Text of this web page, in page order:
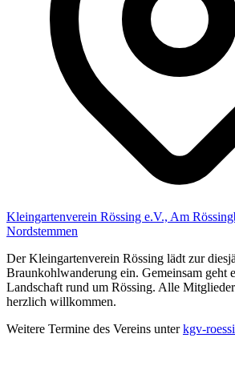
Kleingartenverein Rössing e.V., Am
Nordstemmen
Der Kleingartenverein Rössing lädt zur
Braunkohlwanderung ein. Gemeinsam geht
Landschaft rund um Rössing. Alle
herzlich willkommen.
Weitere Termine des Vereins unterkgv-